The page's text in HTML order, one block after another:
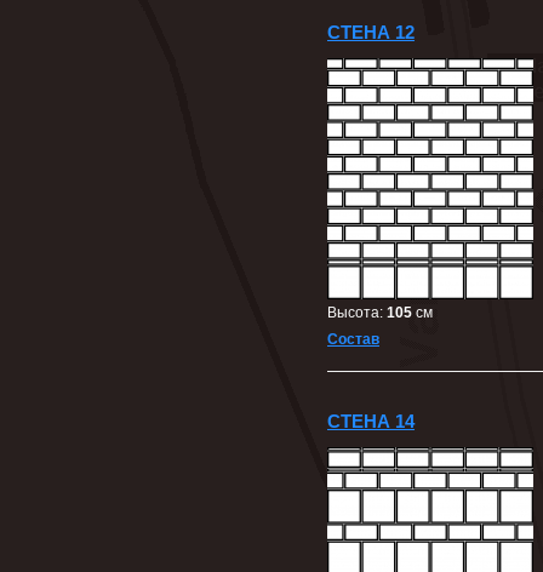
СТЕНА 12
Высота: 105 cм
Состав
СТЕНА 14